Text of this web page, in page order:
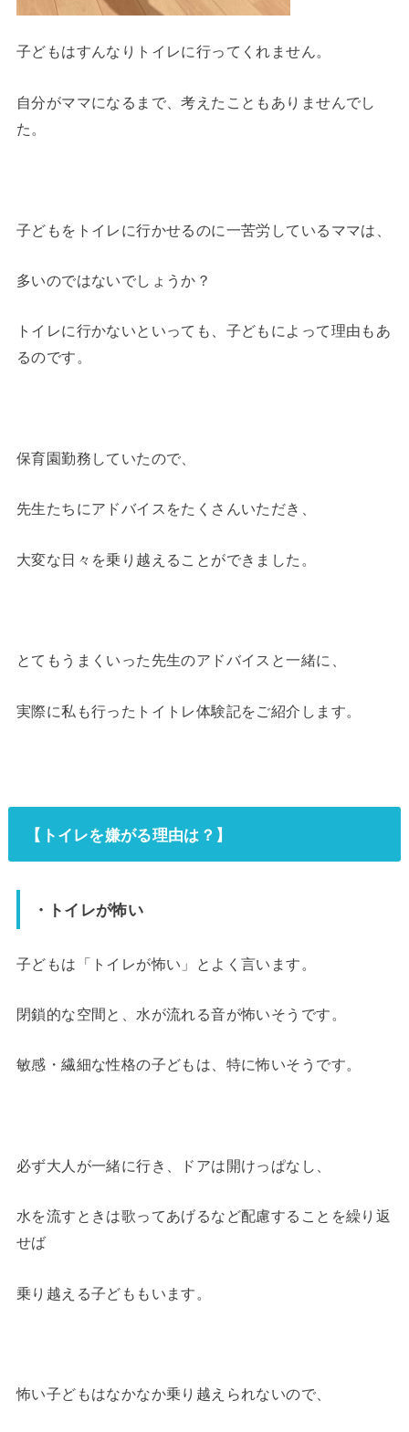
子どもはすんなりトイレに行ってくれません。
自分がママになるまで、考えたこともありませんでし
た。
子どもをトイレに行かせるのに一苦労しているママは、
多いのではないでしょうか？
トイレに行かないといっても、子どもによって理由もあ
るのです。
保育園勤務していたので、
先生たちにアドバイスをたくさんいただき、
大変な日々を乗り越えることができました。
とてもうまくいった先生のアドバイスと一緒に、
実際に私も行ったトイトレ体験記をご紹介します。
【トイレを嫌がる理由は？】
・トイレが怖い
子どもは「トイレが怖い」とよく言います。
閉鎖的な空間と、水が流れる音が怖いそうです。
敏感・繊細な性格の子どもは、特に怖いそうです。
必ず大人が一緒に行き、ドアは開けっぱなし、
水を流すときは歌ってあげるなど配慮することを繰り返
せば
乗り越える子どももいます。
怖い子どもはなかなか乗り越えられないので、